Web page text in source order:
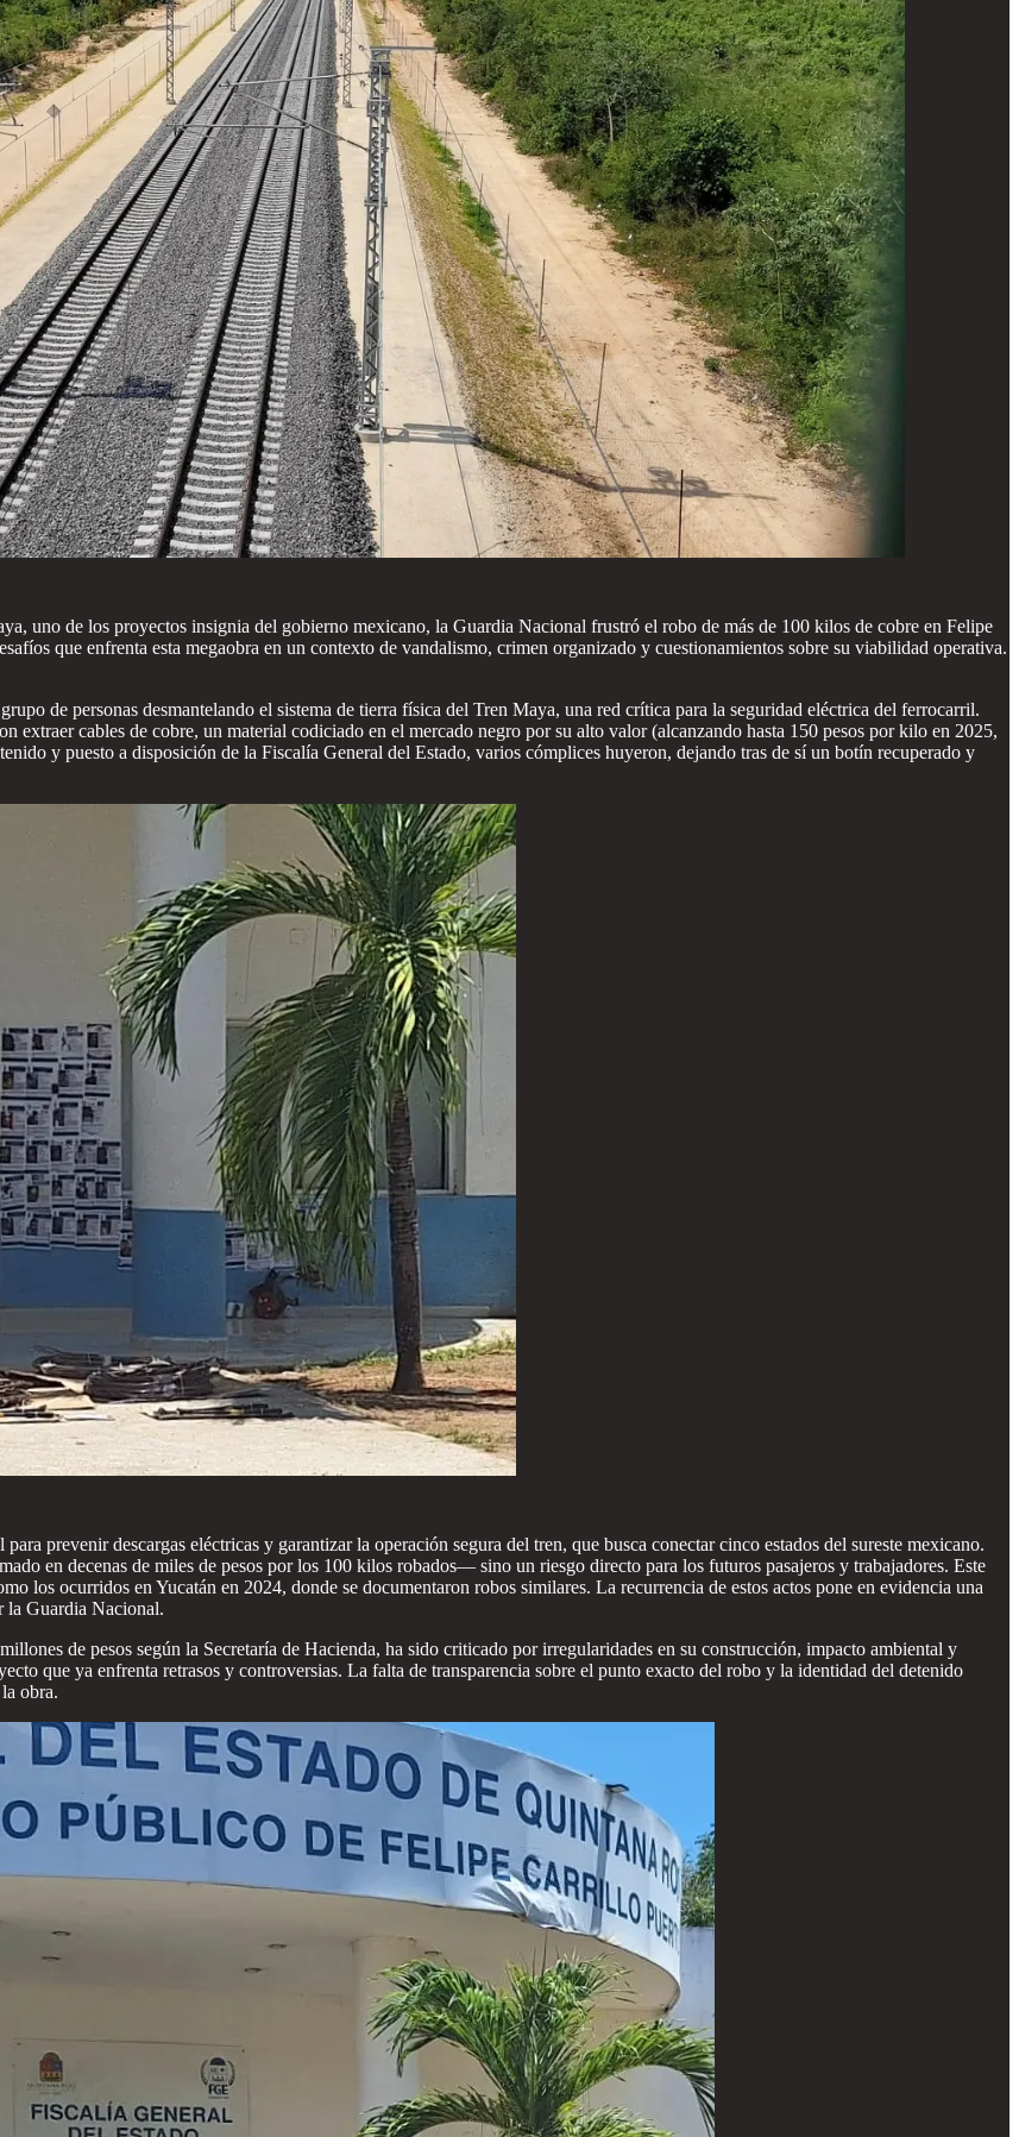
uno de los proyectos insignia del gobierno mexicano, la Guardia Nacional frustró el robo de más de 100 kilos de cobre en Felipe
que enfrenta esta megaobra en un contexto de vandalismo, crimen organizado y cuestionamientos sobre su viabilidad operativa.
de personas desmantelando el sistema de tierra física del Tren Maya, una red crítica para la seguridad eléctrica del ferrocarril.
extraer cables de cobre, un material codiciado en el mercado negro por su alto valor (alcanzando hasta 150 pesos por kilo en 2025,
y puesto a disposición de la Fiscalía General del Estado, varios cómplices huyeron, dejando tras de sí un botín recuperado y
prevenir descargas eléctricas y garantizar la operación segura del tren, que busca conectar cinco estados del sureste mexicano.
en decenas de miles de pesos por los 100 kilos robados— sino un riesgo directo para los futuros pasajeros y trabajadores. Este
los ocurridos en Yucatán en 2024, donde se documentaron robos similares. La recurrencia de estos actos pone en evidencia una
la Guardia Nacional.
de pesos según la Secretaría de Hacienda, ha sido criticado por irregularidades en su construcción, impacto ambiental y
que ya enfrenta retrasos y controversias. La falta de transparencia sobre el punto exacto del robo y la identidad del detenido
obra.